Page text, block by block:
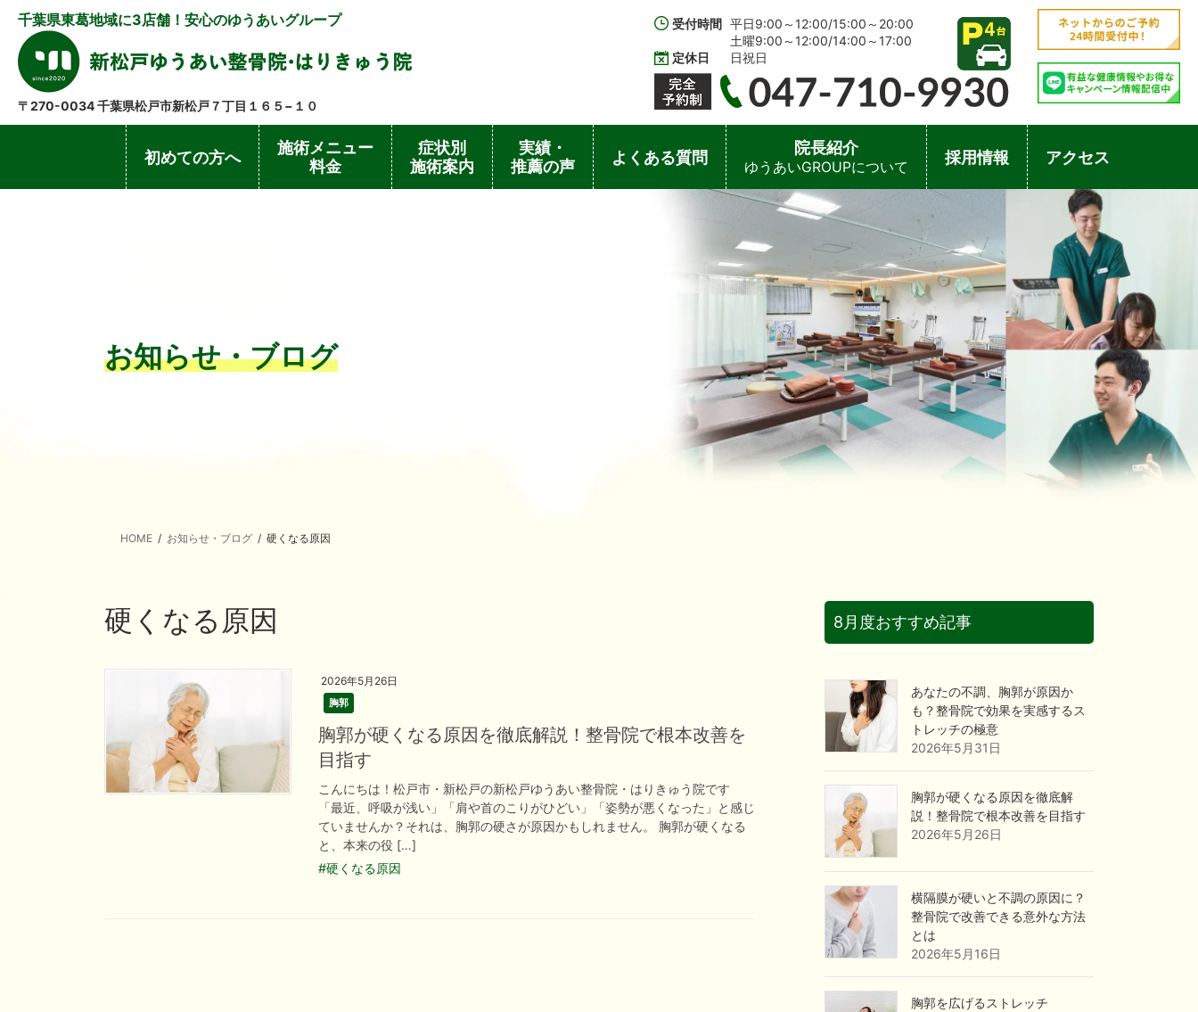
千葉県東葛地域に3店舗！安心のゆうあいグループ
〒270-0034 千葉県松戸市新松戸７丁目１６５−１０
受付時間 平日9:00～12:00/15:00～20:00
土曜9:00～12:00/14:00～17:00
定休日
日祝日
初めての方へ
施術メニュー
料金
症状別
施術案内
実績・
推薦の声
よくある質問 院長紹介
ゆうあいGROUPについて
採用情報 アクセス
お知らせ・ブログ
HOME お知らせ・ブログ 硬くなる原因
硬くなる原因
2026年5月26日
胸郭
胸郭が硬くなる原因を徹底解説！整骨院で根本改善を
目指す
こんにちは！松戸市・新松戸の新松戸ゆうあい整骨院・はりきゅう院です
「最近、呼吸が浅い」「肩や首のこりがひどい」「姿勢が悪くなった」と感じ
ていませんか？それは、胸郭の硬さが原因かもしれません。 胸郭が硬くなる
と、本来の役 […]
#硬くなる原因
8月度おすすめ記事
あなたの不調、胸郭が原因か
も？整骨院で効果を実感するス
トレッチの極意
2026年5月31日
胸郭が硬くなる原因を徹底解
説！整骨院で根本改善を目指す
2026年5月26日
横隔膜が硬いと不調の原因に？
整骨院で改善できる意外な方法
とは
2026年5月16日
胸郭を広げるストレッチ